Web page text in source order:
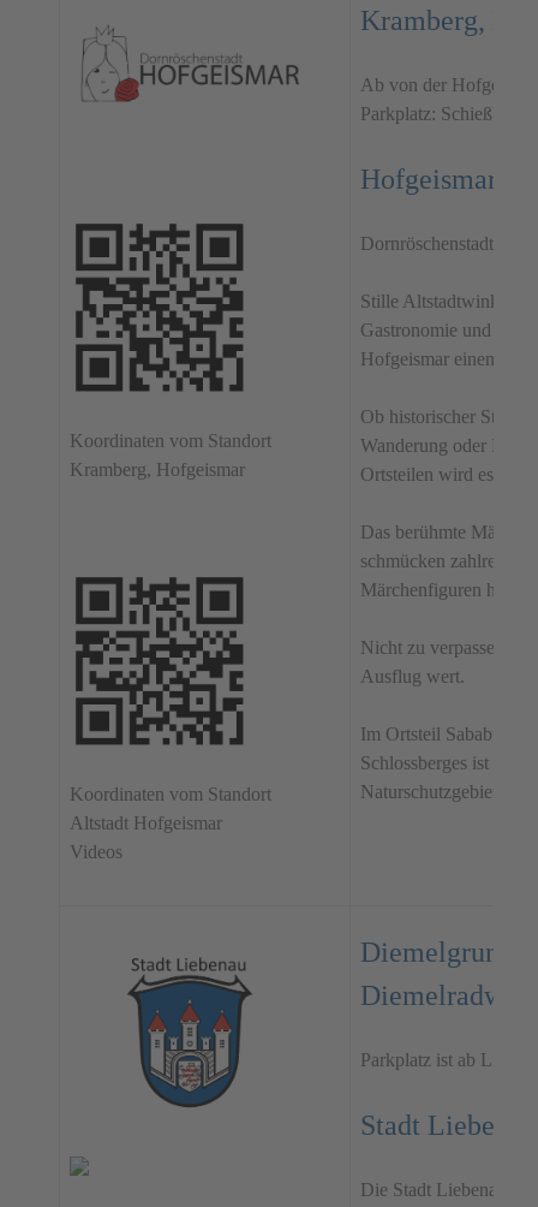
Koordinaten vom Standort
Kramberg, Hofgeismar
Koordinaten vom Standort
Altstadt Hofgeismar
Videos
Kramberg,
Ab von der
Parkplatz: Schießbach
Hofgeismar
Dornröschenstadt mit
Stille Altstadtwinkel,
Gastronomie und die
Hofgeismar einen
Ob historischer
Wanderung oder
Ortsteilen wird es nie
Das berühmte
schmücken zahlreiche
Märchenfiguren
Nicht zu verpassen ist
Ausflug wert.
Im Ortsteil Sababurg
Schlossberges ist der
Naturschutzgebiet der
Parkplatz ist ab
Stadt Liebenau
Die Stadt Liebenau